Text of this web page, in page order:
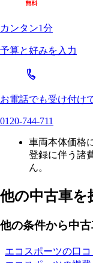
カンタン1分
予算と好みを入力
お電話でも受け付け
0120-744-711
車両本体価格
登録に伴う諸
ん。
他の中古車を
他の条件から中
エコスポーツの口